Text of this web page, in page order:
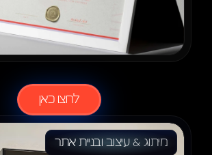
לחצו כאן
לעוד פרוייקטים
מיתוג & עיצוב ובניית אתר